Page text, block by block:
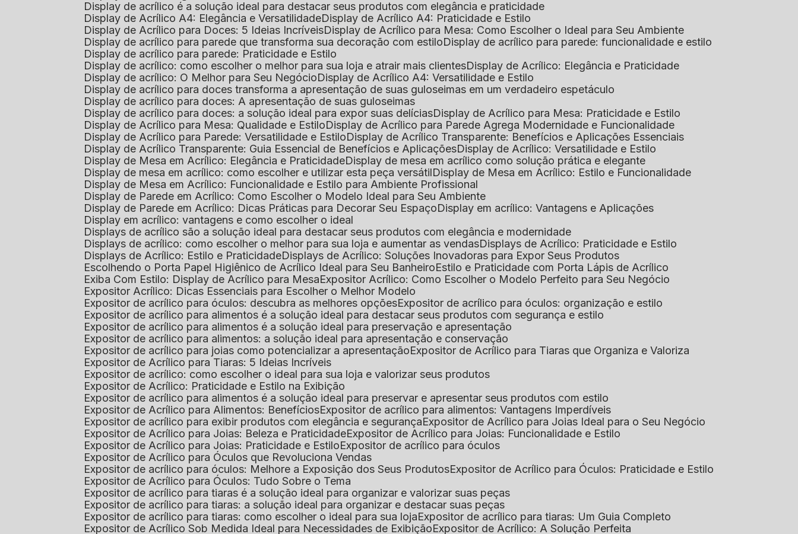
Display de acrílico é a solução ideal para destacar seus produtos com elegância e praticidade
Display de Acrílico A4: Elegância e Versatilidade
Display de Acrílico A4: Praticidade e Estilo
Display de Acrílico para Doces: 5 Ideias Incríveis
Display de Acrílico para Mesa: Como Escolher o Ideal para Seu Ambiente
Display de acrílico para parede que transforma sua decoração com estilo
Display de acrílico para parede: funcionalidade e estilo
Display de acrílico para parede: Praticidade e Estilo
Display de acrílico: como escolher o melhor para sua loja e atrair mais clientes
Display de Acrílico: Elegância e Praticidade
Display de acrílico: O Melhor para Seu Negócio
Display de Acrílico A4: Versatilidade e Estilo
Display de acrílico para doces transforma a apresentação de suas guloseimas em um verdadeiro espetáculo
Display de acrílico para doces: A apresentação de suas guloseimas
Display de acrílico para doces: a solução ideal para expor suas delícias
Display de Acrílico para Mesa: Praticidade e Estilo
Display de Acrílico para Mesa: Qualidade e Estilo
Display de Acrílico para Parede Agrega Modernidade e Funcionalidade
Display de Acrílico para Parede: Versatilidade e Estilo
Display de Acrílico Transparente: Benefícios e Aplicações Essenciais
Display de Acrílico Transparente: Guia Essencial de Benefícios e Aplicações
Display de Acrílico: Versatilidade e Estilo
Display de Mesa em Acrílico: Elegância e Praticidade
Display de mesa em acrílico como solução prática e elegante
Display de mesa em acrílico: como escolher e utilizar esta peça versátil
Display de Mesa em Acrílico: Estilo e Funcionalidade
Display de Mesa em Acrílico: Funcionalidade e Estilo para Ambiente Profissional
Display de Parede em Acrílico: Como Escolher o Modelo Ideal para Seu Ambiente
Display de Parede em Acrílico: Dicas Práticas para Decorar Seu Espaço
Display em acrílico: Vantagens e Aplicações
Display em acrílico: vantagens e como escolher o ideal
Displays de acrílico são a solução ideal para destacar seus produtos com elegância e modernidade
Displays de acrílico: como escolher o melhor para sua loja e aumentar as vendas
Displays de Acrílico: Praticidade e Estilo
Displays de Acrílico: Estilo e Praticidade
Displays de Acrílico: Soluções Inovadoras para Expor Seus Produtos
Escolhendo o Porta Papel Higiênico de Acrílico Ideal para Seu Banheiro
Estilo e Praticidade com Porta Lápis de Acrílico
Exiba Com Estilo: Display de Acrílico para Mesa Expositor Acrílico: Como Escolher o Modelo Perfeito para Seu Negócio
Expositor Acrílico: Dicas Essenciais para Escolher o Melhor Modelo
Expositor de acrílico para óculos: descubra as melhores opções Expositor de acrílico para óculos: organização e estilo
Expositor de acrílico para alimentos é a solução ideal para destacar seus produtos com segurança e estilo
Expositor de acrílico para alimentos é a solução ideal para preservação e apresentação
Expositor de acrílico para alimentos: a solução ideal para apresentação e conservação
Expositor de acrílico para joias como potencializar a apresentação Expositor de Acrílico para Tiaras que Organiza e Valoriza
Expositor de Acrílico para Tiaras: 5 Ideias Incríveis
Expositor de acrílico: como escolher o ideal para sua loja e valorizar seus produtos
Expositor de Acrílico: Praticidade e Estilo na Exibição
Expositor de acrílico para alimentos é a solução ideal para preservar e apresentar seus produtos com estilo
Expositor de Acrílico para Alimentos: Benefícios Expositor de acrílico para alimentos: Vantagens Imperdíveis
Expositor de acrílico para exibir produtos com elegância e segurança Expositor de Acrílico para Joias Ideal para o Seu Negócio
Expositor de Acrílico para Joias: Beleza e Praticidade Expositor de Acrílico para Joias: Funcionalidade e Estilo
Expositor de Acrílico para Joias: Praticidade e Estilo Expositor de acrílico para óculos
Expositor de Acrílico para Óculos que Revoluciona Vendas
Expositor de acrílico para óculos: Melhore a Exposição dos Seus Produtos Expositor de Acrílico para Óculos: Praticidade e Estilo
Expositor de Acrílico para Óculos: Tudo Sobre o Tema
Expositor de acrílico para tiaras é a solução ideal para organizar e valorizar suas peças
Expositor de acrílico para tiaras: a solução ideal para organizar e destacar suas peças
Expositor de acrílico para tiaras: como escolher o ideal para sua loja Expositor de acrílico para tiaras: Um Guia Completo
Expositor de Acrílico Sob Medida Ideal para Necessidades de Exibição Expositor de Acrílico: A Solução Perfeita